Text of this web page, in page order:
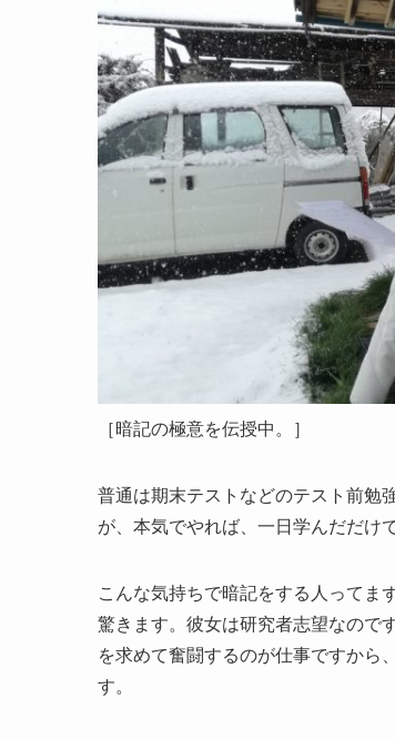
［暗記の極意を伝授中。］
普通は期末テストなどのテスト前勉
が、本気でやれば、一日学んだだけ
こんな気持ちで暗記をする人ってま
驚きます。彼女は研究者志望なので
を求めて奮闘するのが仕事ですから
す。